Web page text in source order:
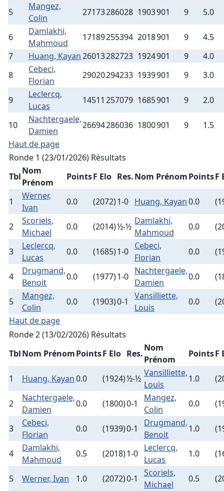
5
Mangez,
Colin
27173286028 1903901 9 5.0
6
Damlakhi,
Mahmoud
17189255394 2018901 9 4.5
7
Huang, Kayan26013282723 1924901 9 4.0
8
Cebeci,
Florian
29020294233 1939901 9 3.0
9
Leclercq,
Lucas
14511 257079 1685901 9 2.0
10
Nachtergaele,
Damien
26694286036 1800901 9 1.5
Haut de page
Ronde 1 (23/01/2026) Résultats
Tbl
Nom
Prénom
PointsF Elo Res.Nom PrénomPointsF
1
Werner,
Ivan
0.0 (2072)1-0 Huang, Kayan0.0
2
Scoriels,
Michael
0.0 (2014)½-½
Damlakhi,
Mahmoud
0.0
3
Leclercq,
Lucas
0.0 (1685)1-0
Cebeci,
Florian
0.0
4
Drugmand,
Benoit
0.0 (1977)1-0
Nachtergaele,
Damien
0.0
5
Mangez,
Colin
0.0 (1903)0-1
Vansilliette,
Louis
0.0
Haut de page
Ronde 2 (13/02/2026) Résultats
TblNom PrénomPointsF Elo Res.
Nom
Prénom
PointsF
1 Huang, Kayan0.0 (1924)½-½
Vansilliette,
Louis
1.0
2
Nachtergaele,
Damien
0.0 (1800)0-1
Mangez,
Colin
0.0
3
Cebeci,
Florian
0.0 (1939)0-1
Drugmand,
Benoit
1.0
4
Damlakhi,
Mahmoud
0.5 (2018)1-0
Leclercq,
Lucas
1.0
5 Werner, Ivan 1.0 (2072)0-1
Scoriels,
Michael
0.5